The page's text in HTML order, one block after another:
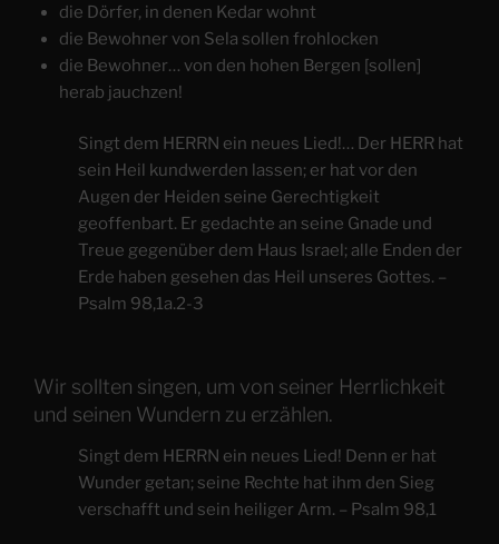
die Dörfer, in denen Kedar wohnt
die Bewohner von Sela sollen frohlocken
die Bewohner… von den hohen Bergen [sollen]
herab jauchzen!
Singt dem HERRN ein neues Lied!… Der HERR hat
sein Heil kundwerden lassen; er hat vor den
Augen der Heiden seine Gerechtigkeit
geoffenbart. Er gedachte an seine Gnade und
Treue gegenüber dem Haus Israel; alle Enden der
Erde haben gesehen das Heil unseres Gottes. –
Psalm 98,1a.2-3
Wir sollten singen, um von seiner Herrlichkeit
und seinen Wundern zu erzählen.
Singt dem HERRN ein neues Lied! Denn er hat
Wunder getan; seine Rechte hat ihm den Sieg
verschafft und sein heiliger Arm. – Psalm 98,1